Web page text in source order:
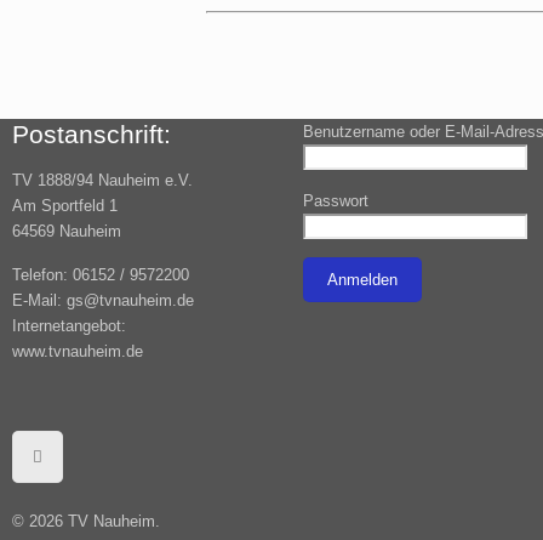
Postanschrift:
TV 1888/94 Nauheim e.V.
Am Sportfeld 1
64569 Nauheim
Telefon: 06152 / 9572200
E-Mail: gs@tvnauheim.de
Internetangebot:
www.tvnauheim.de
Benutzername oder E-Mail-
Passwort
© ­2026 TV Nauheim.